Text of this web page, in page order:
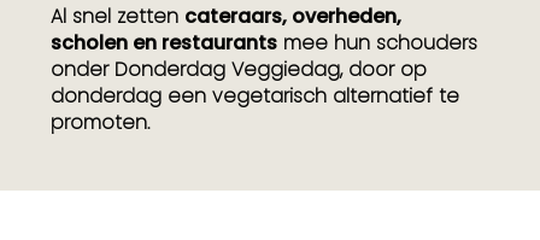
Al snel zetten cateraars, overheden,
scholen en restaurants mee hun schouders
onder Donderdag Veggiedag, door op
donderdag een vegetarisch alternatief te
promoten.